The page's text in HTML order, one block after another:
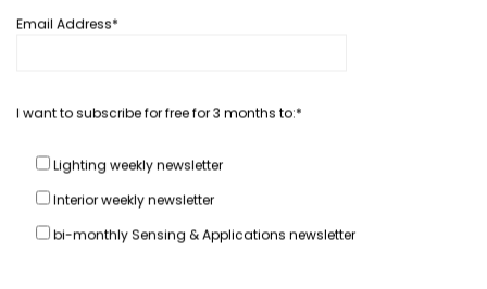
Email Address*
I want to subscribe for free for 3 months to:*
Lighting weekly newsletter
Interior weekly newsletter
bi-monthly Sensing & Applications newsletter